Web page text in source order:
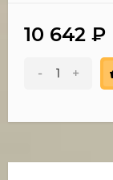
10 642 ₽
- +